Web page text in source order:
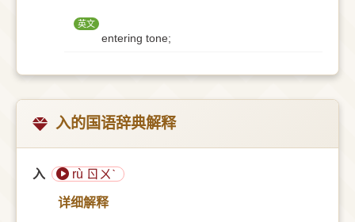
英文
entering tone;
入的国语辞典解释
入 rù ㄖㄨˋ
详细解释